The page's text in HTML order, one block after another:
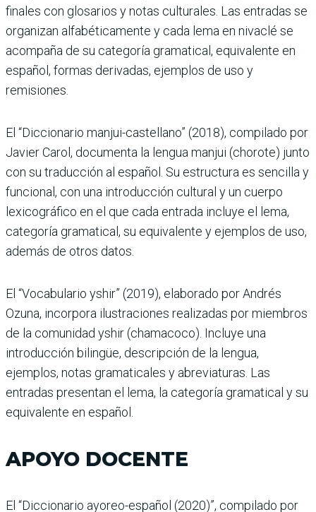
finales con glosarios y notas culturales. Las entradas se
organizan alfabéticamente y cada lema en nivaclé se
acompaña de su categoría gramatical, equivalente en
español, formas derivadas, ejemplos de uso y
remisiones.
El “Diccionario manjui-castellano” (2018), compilado por
Javier Carol, documenta la lengua manjui (chorote) junto
con su traducción al español. Su estructura es sencilla y
funcional, con una introducción cultural y un cuerpo
lexicográfico en el que cada entrada incluye el lema,
categoría gramatical, su equivalente y ejemplos de uso,
además de otros datos.
El “Vocabulario yshir” (2019), elaborado por Andrés
Ozuna, incorpora ilustraciones realizadas por miembros
de la comunidad yshir (chamacoco). Incluye una
introducción bilingüe, descripción de la lengua,
ejemplos, notas gramaticales y abreviaturas. Las
entradas presentan el lema, la categoría gramatical y su
equivalente en español.
APOYO DOCENTE
El “Diccionario ayoreo-español (2020)”, compilado por